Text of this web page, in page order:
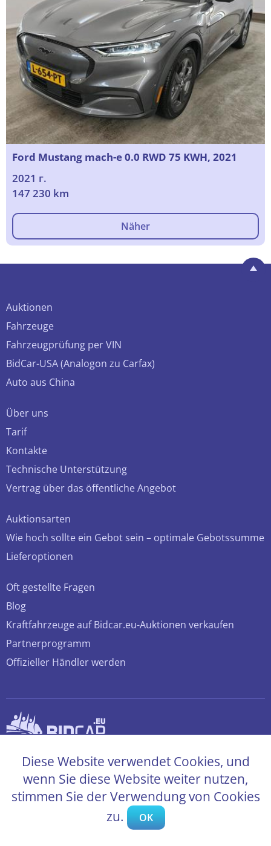
Ford Mustang mach-e 0.0 RWD 75 KWH, 2021
2021 г.
147 230 km
Näher
Auktionen
Fahrzeuge
Fahrzeugprüfung per VIN
BidCar-USA (Analogon zu Carfax)
Auto aus China
Über uns
Tarif
Kontakte
Technische Unterstützung
Vertrag über das öffentliche Angebot
Auktionsarten
Wie hoch sollte ein Gebot sein – optimale Gebotssumme
Lieferoptionen
Oft gestellte Fragen
Blog
Kraftfahrzeuge auf Bidcar.eu-Auktionen verkaufen
Partnerprogramm
Offizieller Händler werden
© 2026 bidcar.eu
Alle Rechte sind vorbehalten
Diese Website verwendet Cookies, und
wenn Sie diese Website weiter nutzen,
stimmen Sie der Verwendung von Cookies
zu.
OK